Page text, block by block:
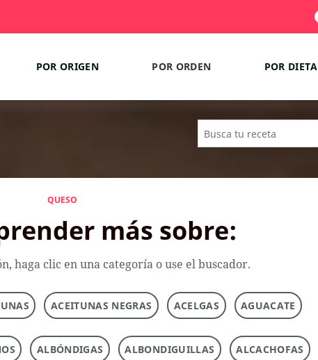
POR ORIGEN POR ORDEN POR DIETA
QUESO
más sobre:
haga clic en una categoría o use el buscador.
ACEITUNAS NEGRAS ACELGAS AGUACATE
ALBÓNDIGAS ALBONDIGUILLAS ALCACHOFAS